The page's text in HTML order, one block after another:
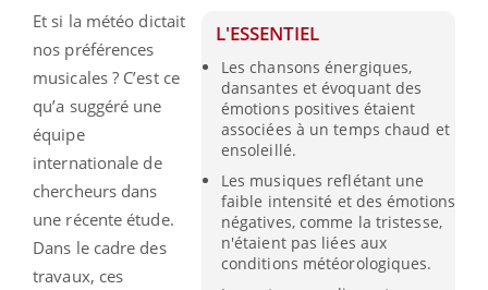
L'ESSENTIEL
Les chansons énergiques,
dansantes et évoquant des
émotions positives étaient
associées à un temps chaud et
ensoleillé.
Les musiques reflétant une
faible intensité et des émotions
négatives, comme la tristesse,
n'étaient pas liées aux
conditions météorologiques.
Et si la météo dictait
nos préférences
musicales ? C’est ce
qu’a suggéré une
équipe
internationale de
chercheurs dans
une récente étude.
Dans le cadre des
travaux, ces